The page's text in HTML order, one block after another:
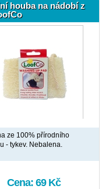
houba na nádobí z
ze 100% přírodního
- tykev. Nebalena.
Cena: 69 Kč